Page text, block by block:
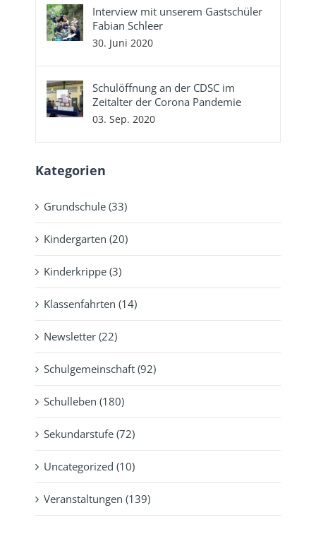
Interview mit unserem Gastschüler
Fabian Schleer
30. Juni 2020
Schulöffnung an der CDSC im
Zeitalter der Corona Pandemie
03. Sep. 2020
Kategorien
Grundschule (33)
Kindergarten (20)
Kinderkrippe (3)
Klassenfahrten (14)
Newsletter (22)
Schulgemeinschaft (92)
Schulleben (180)
Sekundarstufe (72)
Uncategorized (10)
Veranstaltungen (139)